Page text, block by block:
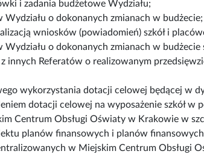
i zadania budżetowe Wydziału;
o dokonanych zmianach w budżecie;
wniosków (powiadomień) szkół i
o dokonanych zmianach w
innych Referatów o realizowanym
wykorzystania dotacji celowej będącej w
dotacji celowej na wyposażenie szkół w
Centrum Obsługi Oświaty w Krakowie w
planów finansowych i planów
w Miejskim Centrum Obsługi